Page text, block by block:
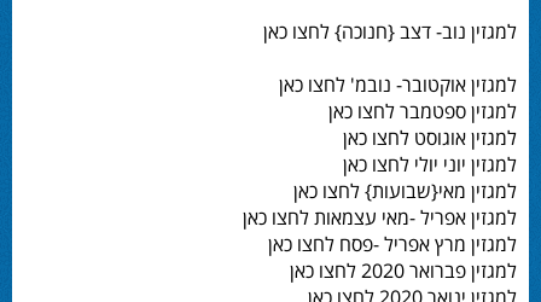
למגזין נוב- דצב {חנוכה} לחצו כאן
למגזין אוקטובר- נובמ' לחצו כאן
למגזין ספטמבר לחצו כאן
למגזין אוגוסט לחצו כאן
למגזין יוני יולי לחצו כאן
למגזין מאי{שבועות} לחצו כאן
למגזין אפריל -מאי עצמאות לחצו כאן
למגזין מרץ אפריל -פסח לחצו כאן
למגזין פברואר 2020 לחצו כאן